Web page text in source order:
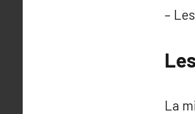
–
La